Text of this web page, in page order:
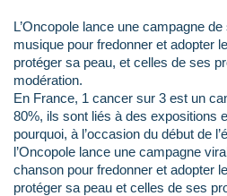
L’Oncopole lance une campagne
musique pour fredonner et adopter
protéger sa peau, et celles de ses
modération.
En France, 1 cancer sur 3 est un
80%, ils sont liés à des expositions
pourquoi, à l’occasion du début de
l’Oncopole lance une campagne
chanson pour fredonner et adopter
protéger sa peau et celles de ses